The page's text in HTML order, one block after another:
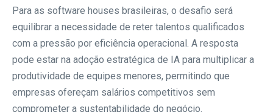
Para as software houses brasileiras, o desafio será
equilibrar a necessidade de reter talentos qualificados
com a pressão por eficiência operacional. A resposta
pode estar na adoção estratégica de IA para multiplicar a
produtividade de equipes menores, permitindo que
empresas ofereçam salários competitivos sem
comprometer a sustentabilidade do negócio.